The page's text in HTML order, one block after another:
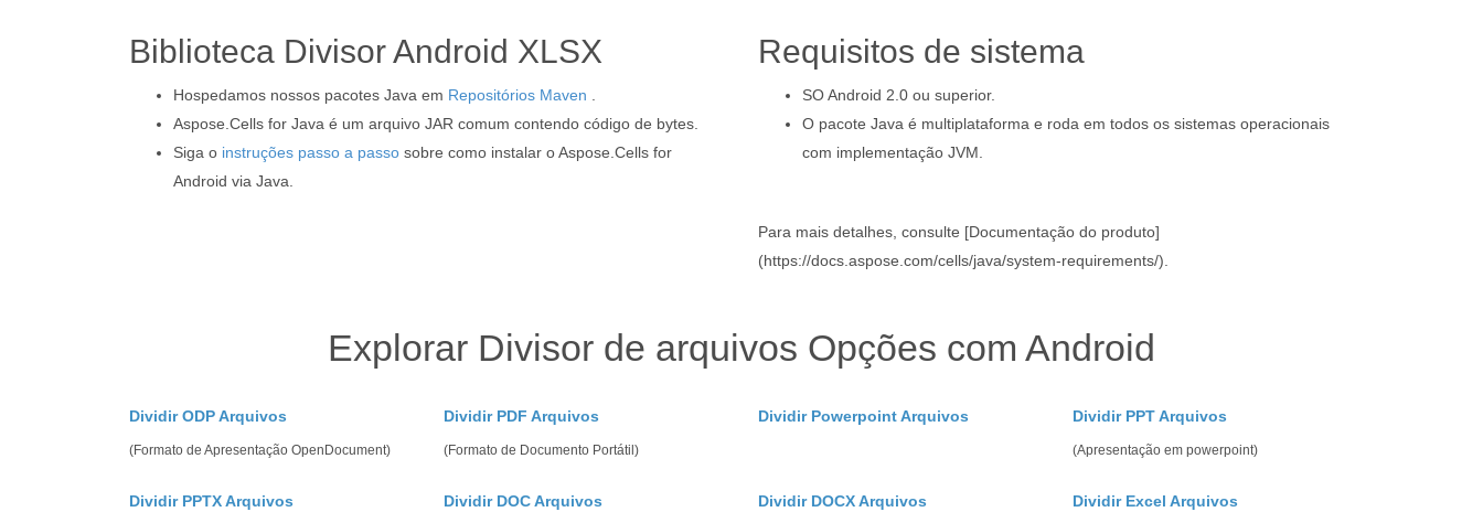
Biblioteca Divisor Android XLSX
Hospedamos nossos pacotes Java em Repositórios Maven
Aspose.Cells for Java é um arquivo JAR comum contendo código de bytes.
Siga o instruções passo a passo sobre como instalar o Aspose.Cells for
Android via Java.
Requisitos de sistema
SO Android 2.0 ou superior.
O pacote Java é multiplataforma e roda em todos os sistemas operacionais
com implementação JVM.
Para mais detalhes, consulte [Documentação do produto]
(https://docs.aspose.com/cells/java/system-requirements/).
Explorar Divisor de arquivos Opções com Android
Dividir ODP Arquivos
(Formato de Apresentação OpenDocument)
Dividir PDF Arquivos
(Formato de Documento Portátil)
Dividir Powerpoint Arquivos Dividir PPT Arquivos
(Apresentação em powerpoint)
Dividir PPTX Arquivos Dividir DOC Arquivos Dividir DOCX Arquivos Dividir Excel Arquivos